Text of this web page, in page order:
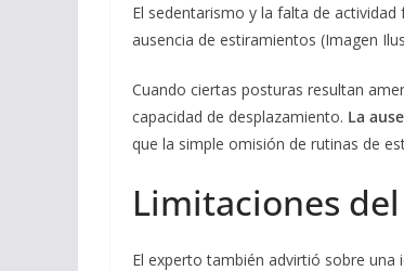
El sedentarismo y la falta de
ausencia de estiramientos (Imagen
Cuando ciertas posturas resultan
capacidad de desplazamiento. La
que la simple omisión de rutinas de
Limitaciones
El experto también advirtió sobre una